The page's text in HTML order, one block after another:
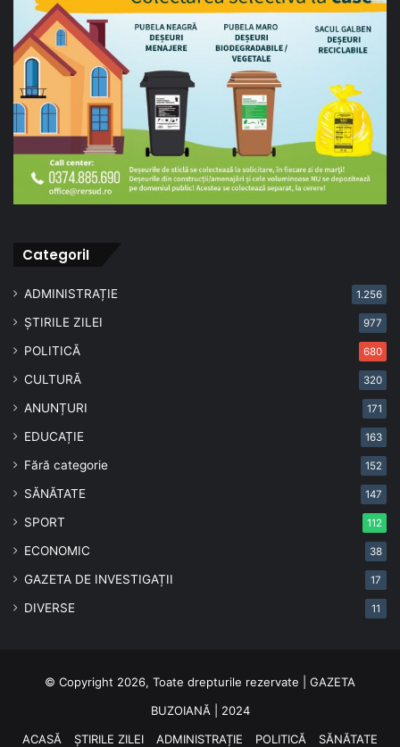
CategoriI
ADMINISTRAȚIE 1.256
ȘTIRILE ZILEI 977
POLITICĂ 680
CULTURĂ 320
ANUNȚURI 171
EDUCAȚIE 163
Fără categorie 152
SĂNĂTATE 147
SPORT 112
ECONOMIC 38
GAZETA DE INVESTIGAȚII 17
DIVERSE 11
© Copyright 2026, Toate drepturile rezervate | GAZETA
BUZOIANĂ | 2024
ACASĂ
ȘTIRILE ZILEI ADMINISTRAȚIE POLITICĂ SĂNĂTATE